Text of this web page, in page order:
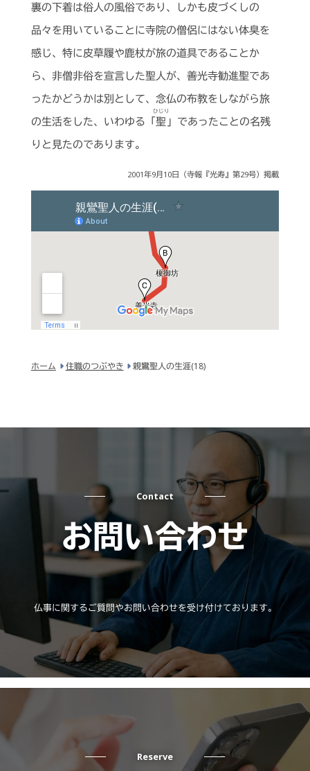
裏の下着は俗人の風俗であり、しかも皮づくしの
品々を用いていることに寺院の僧侶にはない体臭を
感じ、特に皮草履や鹿杖が旅の道具であることか
ら、非僧非俗を宣言した聖人が、善光寺勧進聖であ
ったかどうかは別として、念仏の布教をしながら旅
の生活をした、いわゆる「聖
ひじり
」であったことの名残
りと見たのであります。
2001年9月10日（寺報『光寿』第29号）掲載
ホーム 住職のつぶやき 親鸞聖人の生涯(18)
Contact
お問い合わせ
仏事に関するご質問やお問い合わせを受け付けております。
Reserve